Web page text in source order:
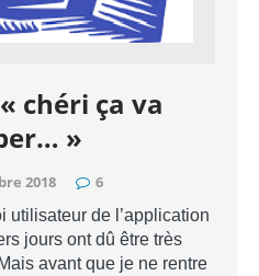
chéri ça va
»
2018 6
utilisateur de l’application
jours ont dû être très
avant que je ne rentre